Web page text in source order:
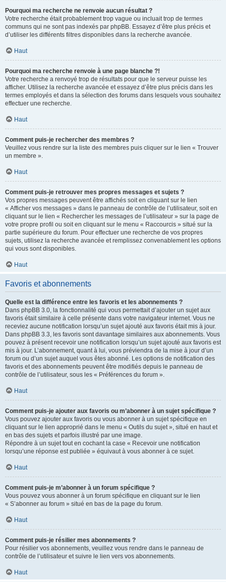
Pourquoi ma recherche ne renvoie aucun résultat ?
Votre recherche était probablement trop vague ou incluait trop de termes
communs qui ne sont pas indexés par phpBB. Essayez d’être plus précis et
d’utiliser les différents filtres disponibles dans la recherche avancée.
Haut
Pourquoi ma recherche renvoie à une page blanche ?!
Votre recherche a renvoyé trop de résultats pour que le serveur puisse les
afficher. Utilisez la recherche avancée et essayez d’être plus précis dans les
termes employés et dans la sélection des forums dans lesquels vous souhaitez
effectuer une recherche.
Haut
Comment puis-je rechercher des membres ?
Veuillez vous rendre sur la liste des membres puis cliquer sur le lien « Trouver
un membre ».
Haut
Comment puis-je retrouver mes propres messages et sujets ?
Vos propres messages peuvent être affichés soit en cliquant sur le lien
« Afficher vos messages » dans le panneau de contrôle de l’utilisateur, soit en
cliquant sur le lien « Rechercher les messages de l’utilisateur » sur la page de
votre propre profil ou soit en cliquant sur le menu « Raccourcis » situé sur la
partie supérieure du forum. Pour effectuer une recherche de vos propres
sujets, utilisez la recherche avancée et remplissez convenablement les options
qui vous sont disponibles.
Haut
Favoris et abonnements
Quelle est la différence entre les favoris et les abonnements ?
Dans phpBB 3.0, la fonctionnalité qui vous permettait d’ajouter un sujet aux
favoris était similaire à celle présente dans votre navigateur internet. Vous ne
receviez aucune notification lorsqu’un sujet ajouté aux favoris était mis à jour.
Dans phpBB 3.3, les favoris sont davantage similaires aux abonnements. Vous
pouvez à présent recevoir une notification lorsqu’un sujet ajouté aux favoris est
mis à jour. L’abonnement, quant à lui, vous préviendra de la mise à jour d’un
forum ou d’un sujet auquel vous êtes abonné. Les options de notification des
favoris et des abonnements peuvent être modifiés depuis le panneau de
contrôle de l’utilisateur, sous les « Préférences du forum ».
Haut
Comment puis-je ajouter aux favoris ou m’abonner à un sujet spécifique ?
Vous pouvez ajouter aux favoris ou vous abonner à un sujet spécifique en
cliquant sur le lien approprié dans le menu « Outils du sujet », situé en haut et
en bas des sujets et parfois illustré par une image.
Répondre à un sujet tout en cochant la case « Recevoir une notification
lorsqu’une réponse est publiée » équivaut à vous abonner à ce sujet.
Haut
Comment puis-je m’abonner à un forum spécifique ?
Vous pouvez vous abonner à un forum spécifique en cliquant sur le lien
« S’abonner au forum » situé en bas de la page du forum.
Haut
Comment puis-je résilier mes abonnements ?
Pour résilier vos abonnements, veuillez vous rendre dans le panneau de
contrôle de l’utilisateur et suivre le lien vers vos abonnements.
Haut